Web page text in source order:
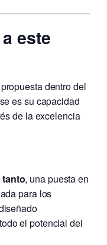
este
dentro del
es su capacidad
de la excelencia
tanto, una puesta en
para los
el potencial del